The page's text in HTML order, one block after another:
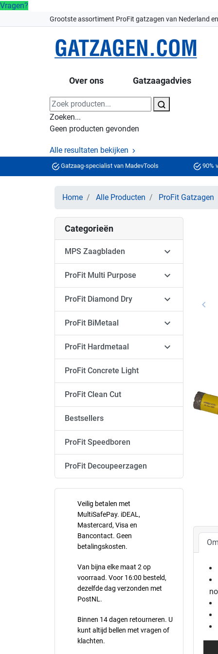
Vragen?
Grootste assortiment ProFit gatzagen van Nederland
Over ons Gatzaagadvies
Zoeken...
Geen producten gevonden
Alle resultaten bekijken
Gatzaag-specialist van MadevTools 90%
Home Alle Producten ProFit Gatzagen
Categorieën
MPS Zaagbladen 
ProFit Multi Purpose 
ProFit Diamond Dry 
ProFit BiMetaal 
ProFit Hardmetaal 
ProFit Concrete Light
ProFit Clean Cut
Bestsellers
ProFit Speedboren
ProFit Decoupeerzagen
Veilig betalen met
MultiSafePay. iDEAL,
Mastercard, Visa en
Bancontact. Geen
betalingskosten.
Van bijna elke maat 2 op
voorraad. Voor 16:00 besteld,
dezelfde dag verzonden met
PostNL.
Binnen 14 dagen retourneren. U
kunt altijd bellen met vragen of
klachten.
keyboard_arrow_left